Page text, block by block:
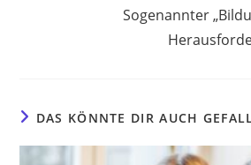
Sogenannter
DAS KÖNNTE DIR AUCH